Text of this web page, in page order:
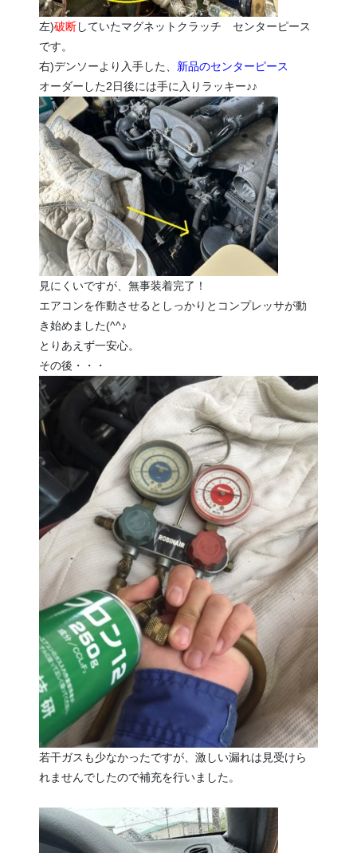
左)破断していたマグネットクラッチ センターピース
です。
右)デンソーより入手した、 新品のセンターピース
オーダーした2日後には手に入りラッキー♪♪
見にくいですが、無事装着完了！
エアコンを作動させるとしっかりとコンプレッサが動
き始めました(^^♪
とりあえず一安心。
その後・・・
若干ガスも少なかったですが、激しい漏れは見受けら
れませんでしたので補充を行いました。